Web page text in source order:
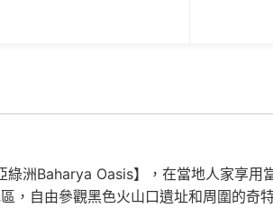
洲Baharya Oasis】，在當地人家享用
，自由參觀黑色火山口遺址和周圍的奇